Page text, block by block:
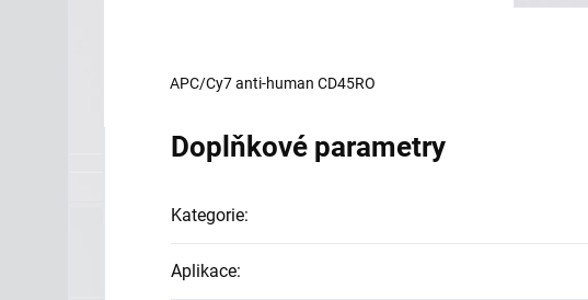
APC/Cy7 anti-human CD45RO
Doplňkové parametry
Kategorie:
Aplikace: